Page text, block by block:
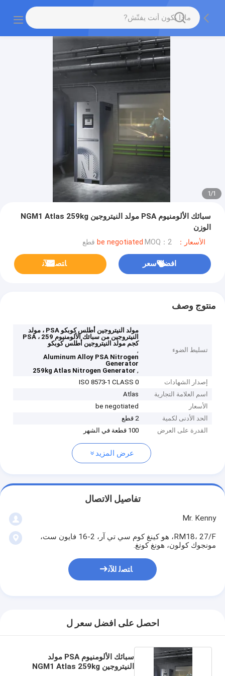
1
/
1
سبائك الألومنيوم PSA مولد النيتروجين NGM1 Atlas 259kg
الوزن
الأسعار：be negotiated MOQ：2 قطع
افضل سعر ﺎﺘﺼﻟ ﺍﻶﻧ
منتوج وصف
تسليط الضوء
مولد النيتروجين أطلس كوبكو PSA ، مولد
النيتروجين من سبائك الألومنيوم PSA ، 259
كجم مولد النيتروجين أطلس كوبكو
,
Aluminum Alloy PSA Nitrogen
Generator
,
259kg Atlas Nitrogen Generator
إصدار الشهادات
ISO 8573-1 CLASS 0
اسم العلامة التجارية
Atlas
الأسعار
be negotiated
الحد الأدنى لكمية
2 قطع
القدرة على العرض
100 قطعة في الشهر
عرض المزيد
تفاصيل الاتصال
Mr. Kenny
RM18، 27/F، هو كينغ كوم سي تي آر، 2-16 فايون ست،
مونجوك كولون، هونغ كونغ.
ﺎﺘﺼﻟ ﺍﻶﻧ
احصل على افضل سعر ل
سبائك الألومنيوم PSA مولد
النيتروجين NGM1 Atlas 259kg